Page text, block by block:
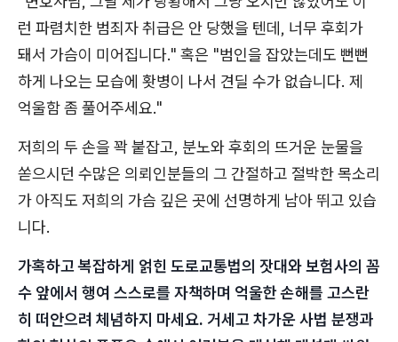
런 파렴치한 범죄자 취급은 안 당했을 텐데, 너무 후회가
돼서 가슴이 미어집니다." 혹은 "범인을 잡았는데도 뻔뻔
하게 나오는 모습에 홧병이 나서 견딜 수가 없습니다. 제
억울함 좀 풀어주세요."
저희의 두 손을 꽉 붙잡고, 분노와 후회의 뜨거운 눈물을
쏟으시던 수많은 의뢰인분들의 그 간절하고 절박한 목소리
가 아직도 저희의 가슴 깊은 곳에 선명하게 남아 뛰고 있습
니다.
가혹하고 복잡하게 얽힌 도로교통법의 잣대와 보험사의 꼼
수 앞에서 행여 스스로를 자책하며 억울한 손해를 고스란
히 떠안으려 체념하지 마세요. 거세고 차가운 사법 분쟁과